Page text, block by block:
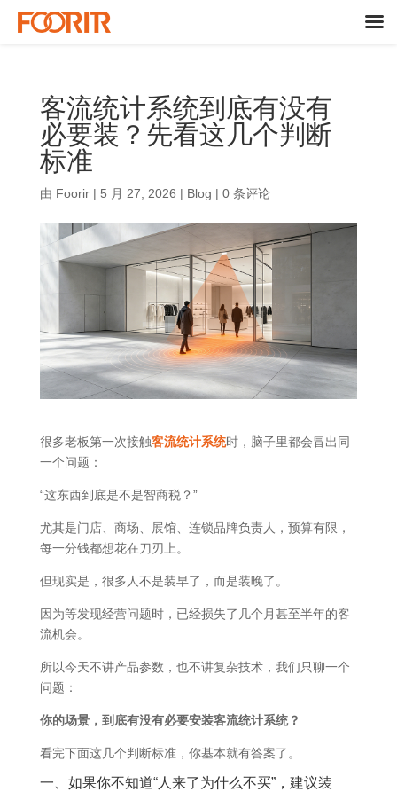
客流统计系统到底有没有
必要装？先看这几个判断
标准
由 Foorir| 5 月 27, 2026 | Blog | 0 条评论
很多老板第一次接触客流统计系统时，脑子里都会冒出同
一个问题：
“这东西到底是不是智商税？”
尤其是门店、商场、展馆、连锁品牌负责人，预算有限，
每一分钱都想花在刀刃上。
但现实是，很多人不是装早了，而是装晚了。
因为等发现经营问题时，已经损失了几个月甚至半年的客
流机会。
所以今天不讲产品参数，也不讲复杂技术，我们只聊一个
问题：
你的场景，到底有没有必要安装客流统计系统？
看完下面这几个判断标准，你基本就有答案了。
一、如果你不知道“人来了为什么不买”，建议装